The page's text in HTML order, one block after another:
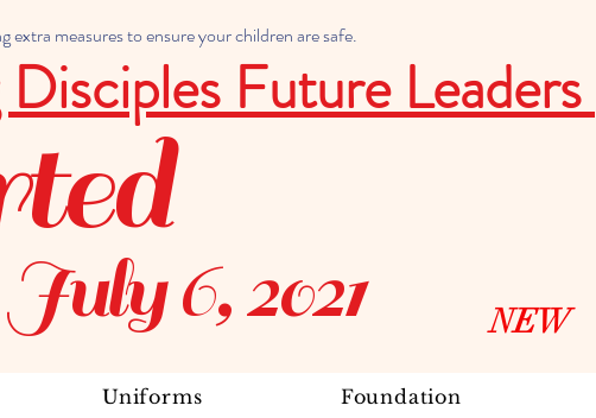
extra measures to ensure your children are safe.
Future Leaders
July 6, 2021
Uniforms Foundation
NEW